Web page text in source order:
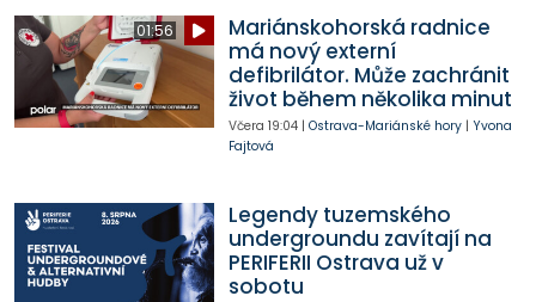
01:56
Mariánskohorská radnice
má nový externí
defibrilátor. Může zachránit
život během několika minut
Včera 19:04| Ostrava-Mariánské hory| Yvona
Fajtová
Legendy tuzemského
undergroundu zavítají na
PERIFERII Ostrava už v
sobotu